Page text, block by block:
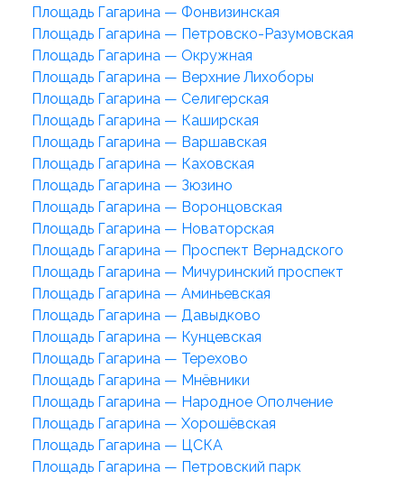
Площадь Гагарина — Фонвизинская
Площадь Гагарина — Петровско-Разумовская
Площадь Гагарина — Окружная
Площадь Гагарина — Верхние Лихоборы
Площадь Гагарина — Селигерская
Площадь Гагарина — Каширская
Площадь Гагарина — Варшавская
Площадь Гагарина — Каховская
Площадь Гагарина — Зюзино
Площадь Гагарина — Воронцовская
Площадь Гагарина — Новаторская
Площадь Гагарина — Проспект Вернадского
Площадь Гагарина — Мичуринский проспект
Площадь Гагарина — Аминьевская
Площадь Гагарина — Давыдково
Площадь Гагарина — Кунцевская
Площадь Гагарина — Терехово
Площадь Гагарина — Мнёвники
Площадь Гагарина — Народное Ополчение
Площадь Гагарина — Хорошёвская
Площадь Гагарина — ЦСКА
Площадь Гагарина — Петровский парк